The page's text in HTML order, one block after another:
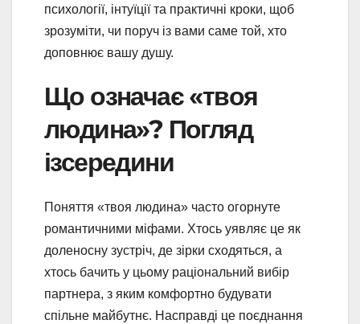
психології, інтуїції та практичні кроки, щоб
зрозуміти, чи поруч із вами саме той, хто
доповнює вашу душу.
Що означає «твоя
людина»? Погляд
ізсередини
Поняття «твоя людина» часто огорнуте
романтичними міфами. Хтось уявляє це як
доленосну зустріч, де зірки сходяться, а
хтось бачить у цьому раціональний вибір
партнера, з яким комфортно будувати
спільне майбутнє. Насправді це поєднання